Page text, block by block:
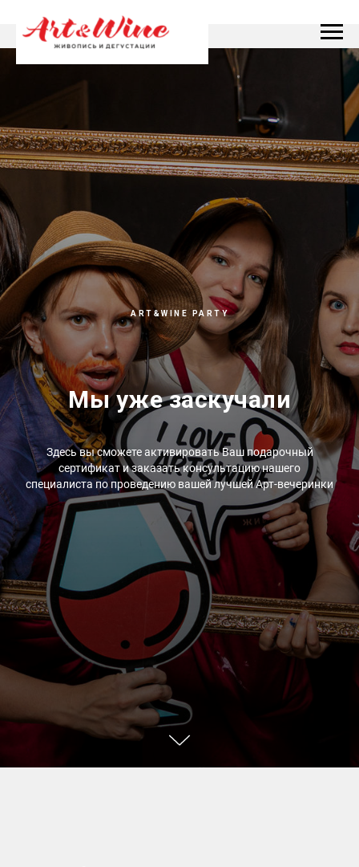
ART&WINE PARTY
Мы уже заскучали
Здесь вы сможете активировать Ваш подарочный
сертификат и заказать консультацию нашего
специалиста по проведению вашей лучшей Арт-вечеринки